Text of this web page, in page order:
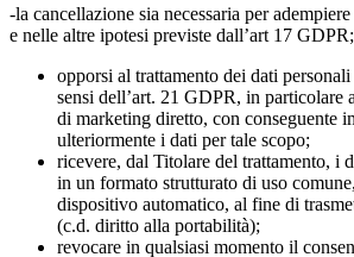
-la cancellazione sia necessaria per
e nelle altre ipotesi previste dall’art 17 GDPR;
opporsi al trattamento dei dati
sensi dell’art. 21 GDPR, in particolare
di marketing diretto, con conseguente
ulteriormente i dati per tale scopo;
ricevere, dal Titolare del trattamento, i
in un formato strutturato di uso
dispositivo automatico, al fine di
(c.d. diritto alla portabilità);
revocare in qualsiasi momento il